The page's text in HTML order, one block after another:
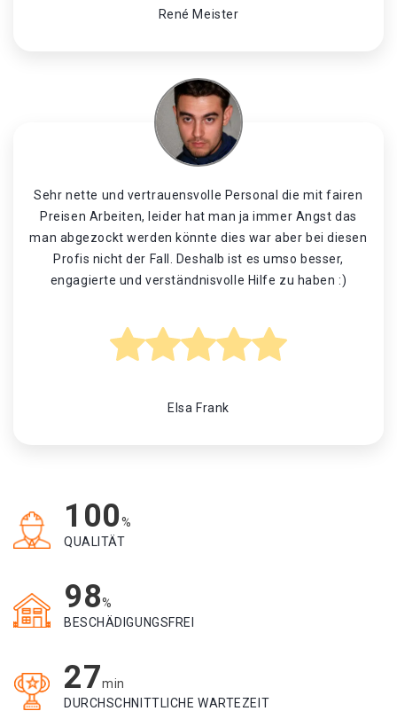
René Meister
Sehr nette und vertrauensvolle Personal die mit fairen
Preisen Arbeiten, leider hat man ja immer Angst das
man abgezockt werden könnte dies war aber bei diesen
Profis nicht der Fall. Deshalb ist es umso besser,
engagierte und verständnisvolle Hilfe zu haben :)
Elsa Frank
100%
QUALITÄT
98%
BESCHÄDIGUNGSFREI
27min
DURCHSCHNITTLICHE WARTEZEIT